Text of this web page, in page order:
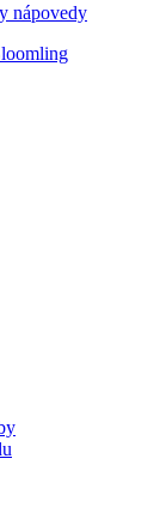
nápovedy